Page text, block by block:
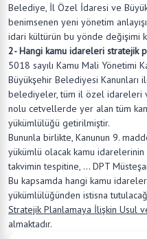
Belediye, İl Özel İdaresi ve
benimsenen yeni yönetim
idari kültürün bu yönde değişimi
2- Hangi kamu idareleri stratejik
5018 sayılı Kamu Mali Yönetimi
Büyükşehir Belediyesi
belediyeler, tüm il özel idareleri
nolu cetvellerde yer alan tüm
yükümlülüğü getirilmiştir.
Bununla birlikte, Kanunun 9.
yükümlü olacak kamu
takvimin tespitine, ... DPT
Bu kapsamda hangi kamu
yükümlülüğünden istisna
Stratejik Planlamaya İlişkin Usul
almaktadır.